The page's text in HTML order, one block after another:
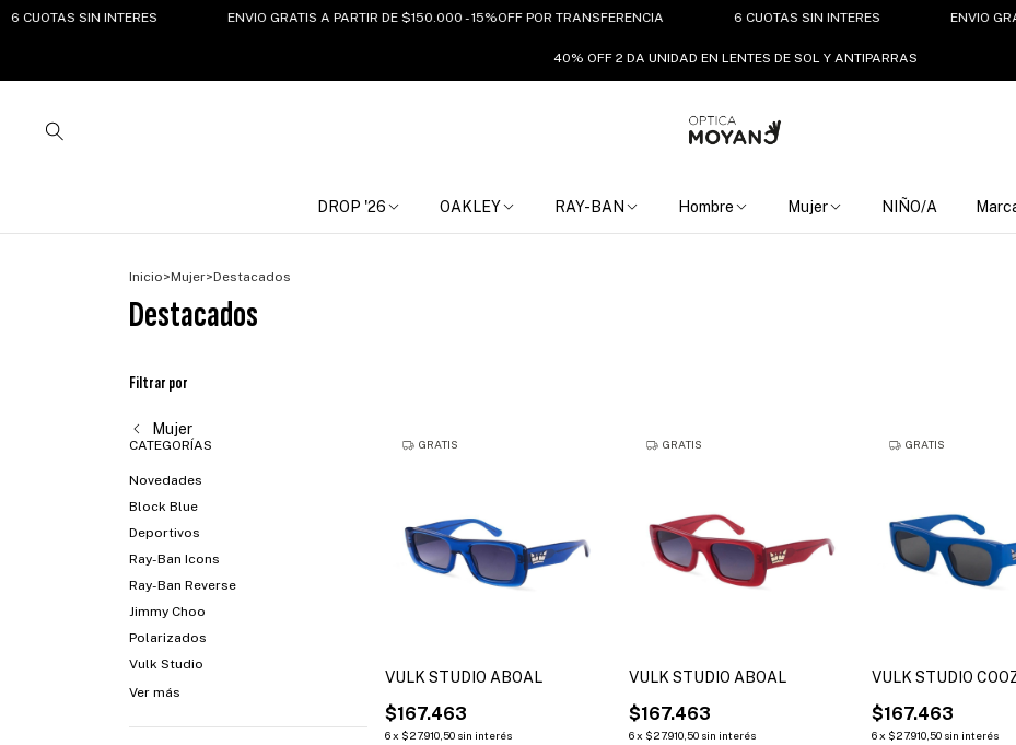
SIN INTERES ENVIO GRATIS A PARTIR DE $150.000 - 15%OFF POR TRANSFERENCIA 6 CUOTAS SIN INTERES ENVIO GRATIS
40% OFF 2 DA UNIDAD EN LENTES DE SOL Y ANTIPARRAS
DROP '26 OAKLEY RAY-BAN Hombre Mujer NIÑO/A
Inicio>Mujer>Destacados
Destacados
Filtrar por
Mujer
CATEGORÍAS
Novedades
Block Blue
Deportivos
Ray-Ban Icons
Ray-Ban Reverse
Jimmy Choo
Polarizados
Vulk Studio
Ver más
GRATIS
VULK STUDIO ABOAL
$167.463
6x $27.910,50 sin interés
GRATIS
VULK STUDIO ABOAL
$167.463
6x $27.910,50 sin interés
GRATIS
VULK STUDIO
$167.463
6x $27.910,50 sin interés